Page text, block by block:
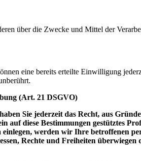
über die Zwecke und Mittel der
eine bereits erteilte Einwilligung
(Art. 21 DSGVO)
Sie jederzeit das Recht, aus
diese Bestimmungen gestütztes
werden wir Ihre betroffenen
Rechte und Freiheiten